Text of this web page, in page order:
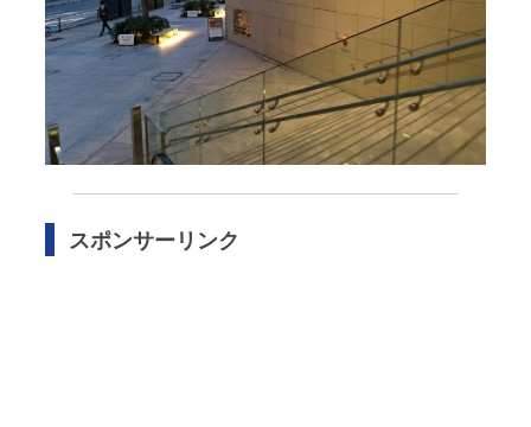
スポンサーリンク